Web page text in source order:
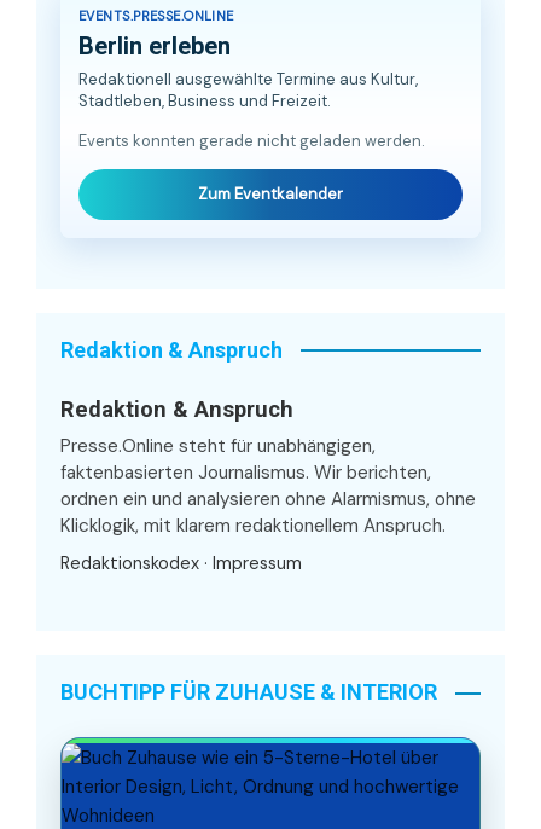
EVENTS.PRESSE.ONLINE
Berlin erleben
Redaktionell ausgewählte Termine aus Kultur,
Stadtleben, Business und Freizeit.
Events konnten gerade nicht geladen werden.
Zum Eventkalender
Redaktion & Anspruch
Redaktion & Anspruch
Presse.Online steht für unabhängigen,
faktenbasierten Journalismus. Wir berichten,
ordnen ein und analysieren ohne Alarmismus, ohne
Klicklogik, mit klarem redaktionellem Anspruch.
Redaktionskodex · Impressum
BUCHTIPP FÜR ZUHAUSE & INTERIOR